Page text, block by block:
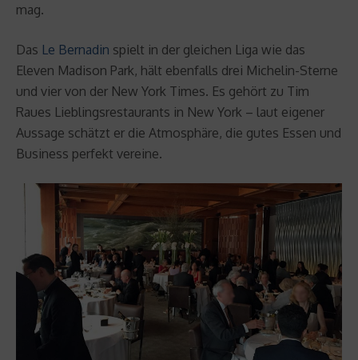
mag.
Das Le Bernadin spielt in der gleichen Liga wie das
Eleven Madison Park, hält ebenfalls drei Michelin-Sterne
und vier von der New York Times. Es gehört zu Tim
Raues Lieblingsrestaurants in New York – laut eigener
Aussage schätzt er die Atmosphäre, die gutes Essen und
Business perfekt vereine.